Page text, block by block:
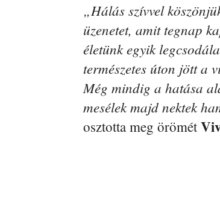
„Hálás szívvel
üzenetet, amit tegnap
életünk egyik
természetes úton jött a
Még mindig a hatása
mesélek majd nektek
osztotta meg örömét